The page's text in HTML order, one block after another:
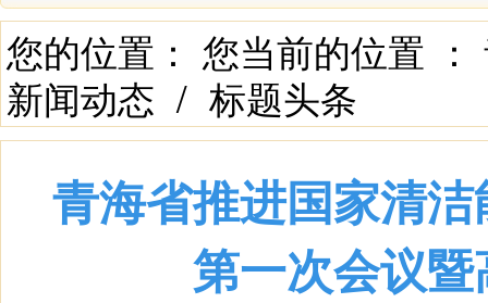
您的位置： 您当前的位置 ：
新闻动态 / 标题头条
青海省推进国家清
第一次会议